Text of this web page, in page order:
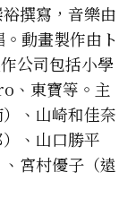
撰寫，音樂由
動畫製作由ト
公司包括小學
、東寶等。主
、山崎和佳奈
、山口勝平
宮村優子（遠